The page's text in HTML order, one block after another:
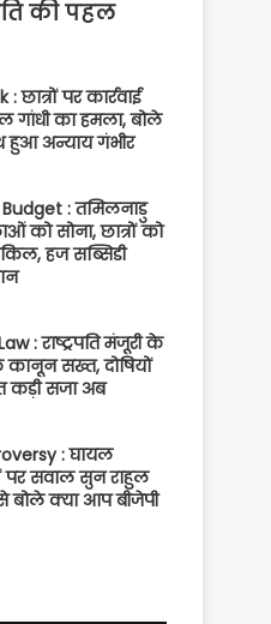
की पहल
छात्रों पर कार्रवाई
गांधी का हमला, बोले
अन्याय गंभीर
: तमिलनाडु
को सोना, छात्रों को
हज सब्सिडी
: राष्ट्रपति मंजूरी के
कानून सख्त, दोषियों
कड़ी सजा अब
: घायल
पर सवाल सुन राहुल
से बोले क्या आप बीजेपी